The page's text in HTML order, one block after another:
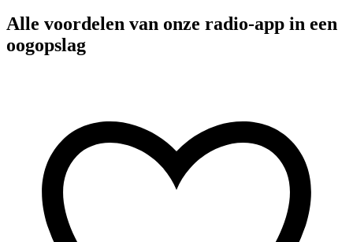
Alle voordelen van onze radio-app in een
oogopslag